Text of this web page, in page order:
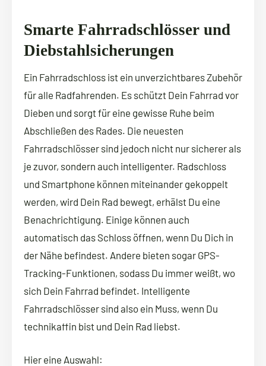
Smarte Fahrradschlösser und
Diebstahlsicherungen
Ein Fahrradschloss ist ein unverzichtbares Zubehör
für alle Radfahrenden. Es schützt Dein Fahrrad vor
Dieben und sorgt für eine gewisse Ruhe beim
Abschließen des Rades. Die neuesten
Fahrradschlösser sind jedoch nicht nur sicherer als
je zuvor, sondern auch intelligenter. Radschloss
und Smartphone können miteinander gekoppelt
werden, wird Dein Rad bewegt, erhälst Du eine
Benachrichtigung. Einige können auch
automatisch das Schloss öffnen, wenn Du Dich in
der Nähe befindest. Andere bieten sogar GPS-
Tracking-Funktionen, sodass Du immer weißt, wo
sich Dein Fahrrad befindet. Intelligente
Fahrradschlösser sind also ein Muss, wenn Du
technikaffin bist und Dein Rad liebst.
Hier eine Auswahl: